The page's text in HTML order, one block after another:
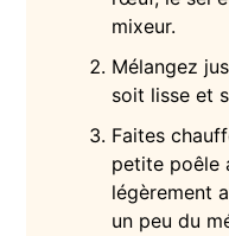
mixeur.
Mélangez
soit lisse et
Faites
petite poêle
légèrement
un peu du